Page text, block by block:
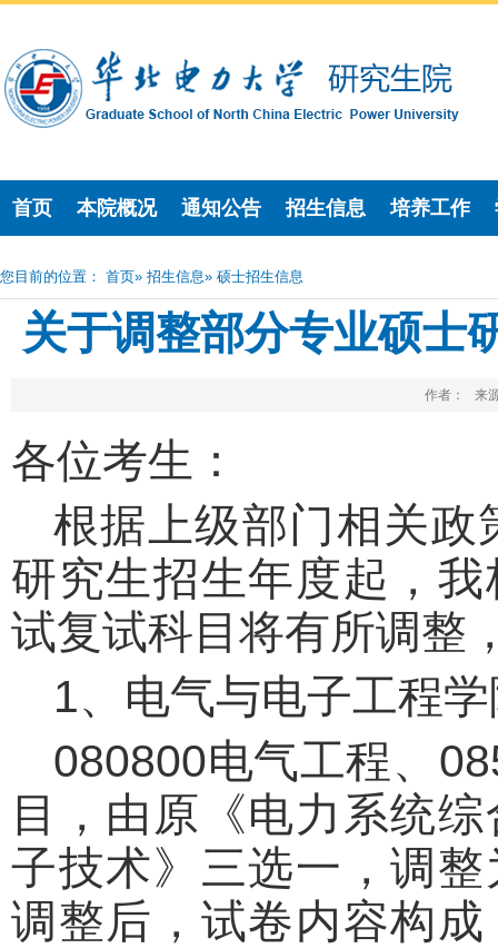
首页 本院概况 通知公告 招生信息 培养工作
您目前的位置： 首页» 招生信息» 硕士招生信息
关于调整部分专业硕士
作者： 来
各位考生：
根据上级部门相关政
研究生招生年度起，
试复试科目将有所调整
1、电气与电子工程
080800电气工程、
目，由原《电力系统
子技术》三选一，调
调整后，试卷内容构